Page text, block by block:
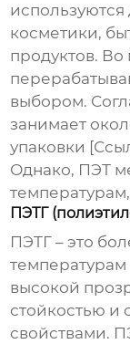
используются
косметики,
продуктов. Во
выбором.
занимает
упаковки
Однако, ПЭТ
ПЭТГ
ПЭТГ – это
высокой
стойкостью и
свойствами.